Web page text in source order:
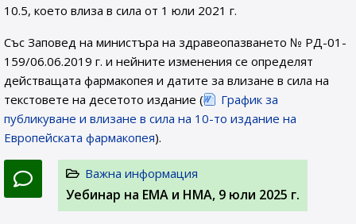
10.5, което влиза в сила от 1 юли 2021 г.
Със Заповед на министъра на здравеопазването № РД-01-
159/06.06.2019 г. и нейните изменения се определят
действащата фармакопея и датите за влизане в сила на
текстовете на десетото издание (
График за
публикуване и влизане в сила на 10-то издание на
Европейската фармакопея).
Важна информация
Уебинар на ЕМА и НМА, 9 юли 2025 г.